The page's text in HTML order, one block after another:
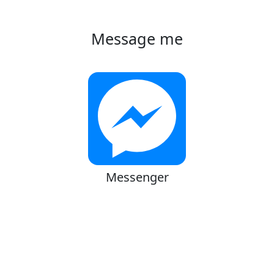
Message me
Messenger